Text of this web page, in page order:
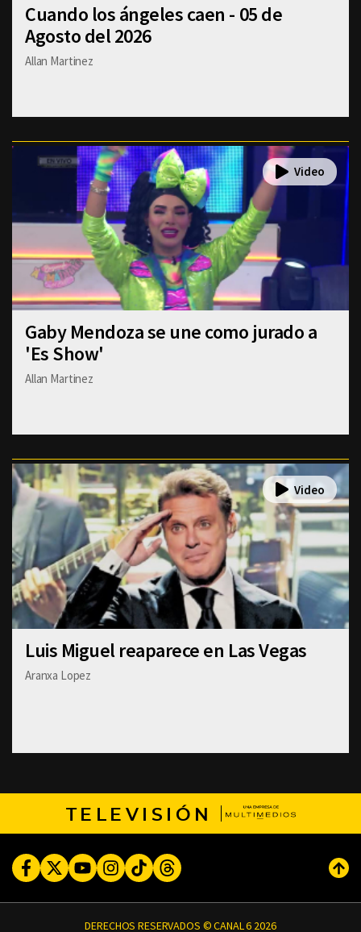
Cuando los ángeles caen - 05 de
Agosto del 2026
Allan Martinez
Gaby Mendoza se une como jurado a
'Es Show'
Allan Martinez
Luis Miguel reaparece en Las Vegas
Aranxa Lopez
TELEVISIÓN
FacebookTwitterYoutubeInstagram
TikTokThreads
DERECHOS RESERVADOS © CANAL 6 2026